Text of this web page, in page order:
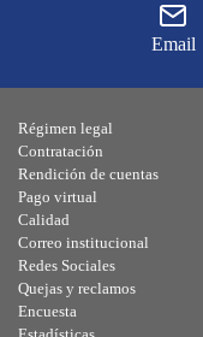
Email
Régimen legal
Contratación
Rendición de cuentas
Pago virtual
Calidad
Correo institucional
Redes Sociales
Quejas y reclamos
Encuesta